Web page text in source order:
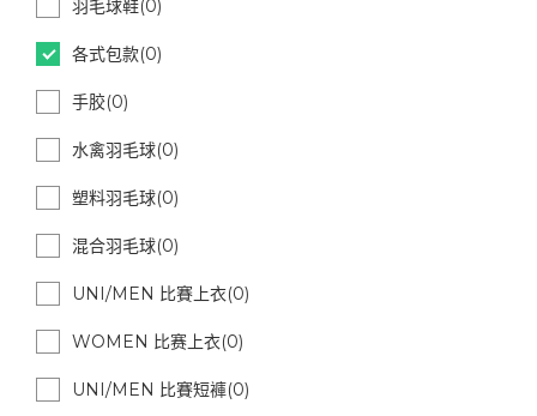
羽毛球鞋(0)
各式包款(0)
手胶(0)
水禽羽毛球(0)
塑料羽毛球(0)
混合羽毛球(0)
UNI/MEN 比賽上衣(0)
WOMEN 比赛上衣(0)
UNI/MEN 比賽短褲(0)